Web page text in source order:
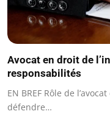
Avocat en droit de
responsabilités
EN BREF Rôle de
défendre…